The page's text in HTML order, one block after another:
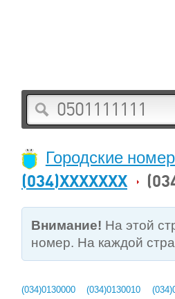
Городские
(034)XXXXXXX
Внимание! На этой
номер. На каждой
(034)0130000
(034)0130010